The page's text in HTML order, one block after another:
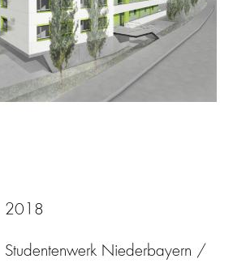
2018
Studentenwerk Niederbayern /